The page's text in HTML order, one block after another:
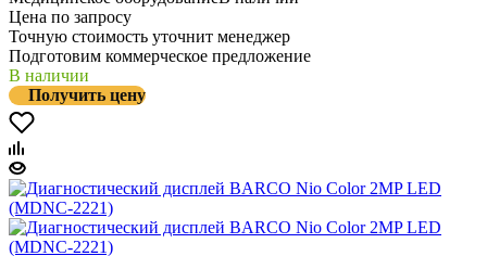
Цена по запросу
Точную стоимость уточнит менеджер
Подготовим коммерческое предложение
В наличии
Получить цену